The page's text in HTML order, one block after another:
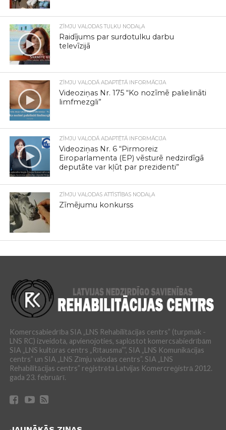
ZĪMJU VALODAS TULKU NODAĻA
Raidījums par surdotulku darbu
televīzijā
ZĪMJU VALODĀ ADAPTĒTĀ INFORMĀCIJA
Videoziņas Nr. 175 “Ko nozīmē palielināti
limfmezgli”
ZĪMJU VALODĀ ADAPTĒTĀ INFORMĀCIJA
Videoziņas Nr. 6 “Pirmoreiz
Eiroparlamenta (EP) vēsturē nedzirdīgā
deputāte var kļūt par prezidenti”
ZĪMJU VALODAS ATTĪSTĪBAS NODAĻA
Zīmējumu konkurss
Komercsabiedrība SIA „LNS Rehabilitācijas centrs” (turpmāk -
LNS RC) izveidota, apvienojoties, saplūstot komercsabiedrībām
SIA „LNS kultūras centrs „Rītausma””, SIA „LNS Komunikācijas
centrs” un SIA „LNS Zīmju valodas centrs”. SIA „LNS
Rehabilitācijas centrs” reģistrēta Latvijas Komercreģistrā 2012.
gada 23. februārī.